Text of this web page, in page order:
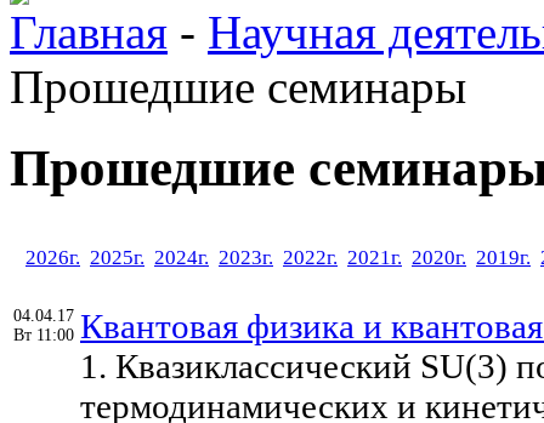
Главная - Научная
Прошедшие семинары
Прошедшие
2026г. 2025г. 2024г. 2023г. 2022г. 2021г. 2020г. 2019г.
04.04.17
Вт 11:00 Квантовая физика и
1. Квазиклассический SU(3)
термодинамических и